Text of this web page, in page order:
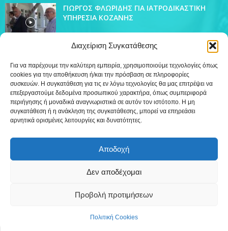
Διαχείριση Συγκατάθεσης
Για να παρέχουμε την καλύτερη εμπειρία, χρησιμοποιούμε τεχνολογίες όπως
cookies για την αποθήκευση ή/και την πρόσβαση σε πληροφορίες
συσκευών. Η συγκατάθεση για τις εν λόγω τεχνολογίες θα μας επιτρέψει να
επεξεργαστούμε δεδομένα προσωπικού χαρακτήρα, όπως συμπεριφορά
περιήγησης ή μοναδικά αναγνωριστικά σε αυτόν τον ιστότοπο. Η μη
συγκατάθεση ή η ανάκληση της συγκατάθεσης, μπορεί να επηρεάσει
αρνητικά ορισμένες λειτουργίες και δυνατότητες.
Αποδοχή
Δεν αποδέχομαι
Προβολή προτιμήσεων
Πολιτική Cookies
ΓΙΩΡΓΟΣ ΦΛΩΡΙΔΗΣ ΓΙΑ ΙΑΤΡΟΔΙΚΑΣΤΙΚΗ
ΥΠΗΡΕΣΙΑ ΚΟΖΑΝΗΣ
ΔΗΜΟΦΙΛΗ ΚΑΤΗΓΟΡΙΑ
Ειδήσεις
Εκπομπές
Τοπικά
Συνεντεύξεις 12
Δημιουργία WebTerior.gr